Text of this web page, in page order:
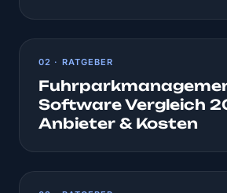
02 · RATGEBER
Software Vergleich
Anbieter & Kosten